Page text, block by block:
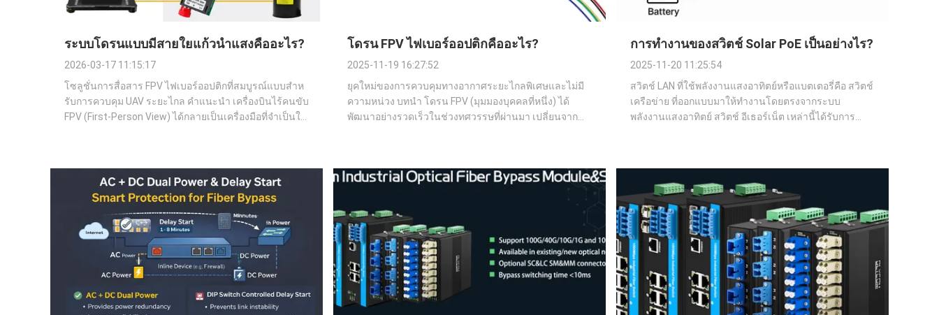
ระบบโดรนแบบมีสายใยแก้วนำแสงคืออะไร?
2026-03-17 11:15:17
โซลูชั่นการสื่อสาร FPV ไฟเบอร์ออปติกที่สมบูรณ์แบบสําห
รับการควบคุม UAV ระยะไกล คําแนะนํา เครื่องบินไร้คนขับ
FPV (First-Person View) ได้กลายเป็นเครื่องมือที่จําเป็นใน
โดรน FPV ไฟเบอร์ออปติกคืออะไร?
2025-11-19 16:27:52
ยุคใหม่ของการควบคุมทางอากาศระยะไกลพิเศษและไม่มี
ความหน่วง บทนำ โดรน FPV (มุมมองบุคคลที่หนึ่ง) ได้
พัฒนาอย่างรวดเร็วในช่วงทศวรรษที่ผ่านมา เปลี่ยนจาก
ป้องกันประเท...
การทำงานของสวิตช์ Solar PoE เป็นอย่างไร?
2025-11-20 11:25:54
สวิตช์ LAN ที่ใช้พลังงานแสงอาทิตย์หรือแบตเตอรี่คือ สวิตช์
เครือข่าย ที่ออกแบบมาให้ทำงานโดยตรงจากระบบ
พลังงานแสงอาทิตย์ สวิตช์ อีเธอร์เน็ต เหล่านี้ได้รับการ